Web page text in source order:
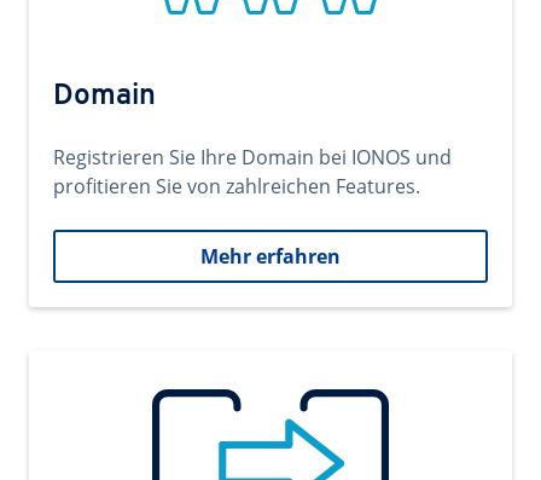
Domain
Registrieren Sie Ihre Domain bei IONOS und
profitieren Sie von zahlreichen Features.
Mehr erfahren